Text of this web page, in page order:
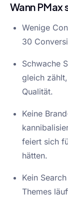
Wann PMax
Wenige
30
Schwache
gleich
Qualität.
Keine
feiert sich
hätten.
Kein
Themes